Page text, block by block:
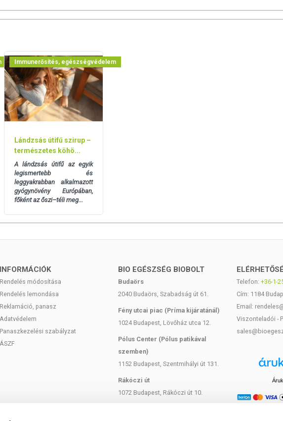
folyamatokhoz.
ellen – antioxidáns hatása révén.
hozzájárul:
fenntartásához.
fenntartásához.
fenntartásához.
gátló anyag: (szilícium-dioxid, magnézium-sztearát),
TERMÉKRŐL
Immunerősítés, egészségvédelem
Lándzsás útifű szirup –
természetes köhö...
A lándzsás útifű az egyik
legismertebb és
leggyakrabban alkalmazott
gyógynövény Európában,
főként az őszi–téli meg...
INFORMÁCIÓK
Rendelés módosítása
Rendelés lemondása
Reklamáció, panasz
Adatvédelem
Panaszkezelési szabályzat
ÁSZF
BIO EGÉSZSÉG BIOBOLT
Budaörs
2040 Budaörs, Szabadság út 61.
Fény utcai piac (Príma kijáratánál)
1024 Budapest, Lövőház utca 12.
Pólus Center (Pólus patikával
szemben)
1152 Budapest, Szentmihályi út 131.
Rákóczi út
1072 Budapest, Rákóczi út 10.
Telefon: +36-1-
Cím: 1184
Email:
Viszonteladói -